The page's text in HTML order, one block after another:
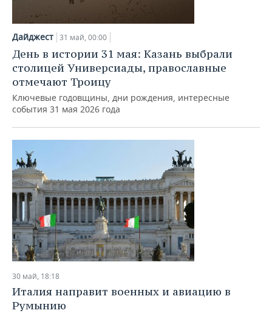
Дайджест 31 май, 00:00
День в истории 31 мая: Казань выбрали
столицей Универсиады, православные
отмечают Троицу
Ключевые годовщины, дни рождения, интересные
события 31 мая 2026 года
30 май, 18:18
Италия направит военных и авиацию в
Румынию